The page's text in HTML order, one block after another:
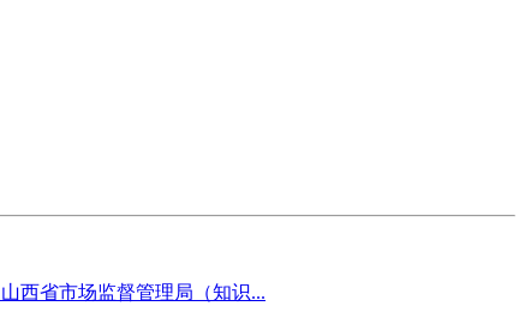
西省市场监督管理局（知识...